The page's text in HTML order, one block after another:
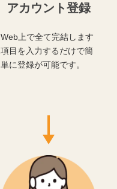
アカウント登録
Web上で全て完結します
項目を入力するだけで簡
単に登録が可能です。